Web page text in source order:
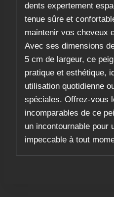
dents expertement
tenue sûre et
maintenir vos cheveux
Avec ses dimensions
5 cm de largeur, ce
pratique et esthétique,
utilisation quotidienne
spéciales. Offrez-vous
incomparables de ce
un incontournable pour
impeccable à tout